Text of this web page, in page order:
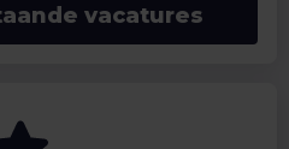
vacatures